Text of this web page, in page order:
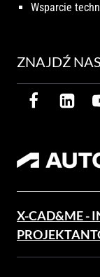
Wsparcie
ZNAJDŹ NAS
X-CAD&ME -